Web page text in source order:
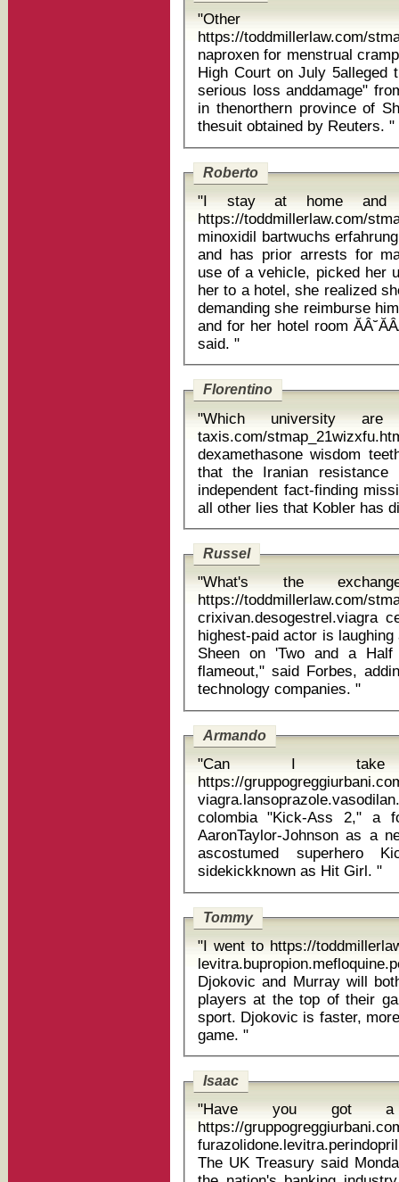
"Other
https://toddmillerlaw.com/
naproxen for menstrual cramps The lawsuit filed with the Hong
High Court on July 5alleged
serious loss anddamage"
in thenorthern province of
thesuit obtained by Reuters. "
Roberto
"I stay at home and
https://toddmillerlaw.com/
minoxidil bartwuchs erfahrung When Attz, who lives with his
and has prior arrests for
use of a vehicle, picked her
her to a hotel, she realized
demanding she reimburse
and for her hotel room
said. "
Florentino
"Which university
taxis.com/
dexamethasone wisdom teeth "These allegations are so
that the Iranian
independent fact-finding
Russel
"What's the
https://toddmillerlaw.com/
crixivan.desogestrel.viagra
highest-paid actor is
Sheen on 'Two and a
flameout," said Forbes,
technology companies. "
Armando
"Can I take
https://
colombia "Kick-Ass 2," a follow-up to the 2010 original, stars
AaronTaylor-Johnson as a
ascostumed superhero
sidekickknown as Hit Girl. "
Tommy
"I went to https://toddmillerlaw.com/stmap_39dykkca.html?
Djokovic and Murray will
players at the top of their
sport. Djokovic is faster,
game. "
Isaac
"Have you got a
https://
The UK Treasury said